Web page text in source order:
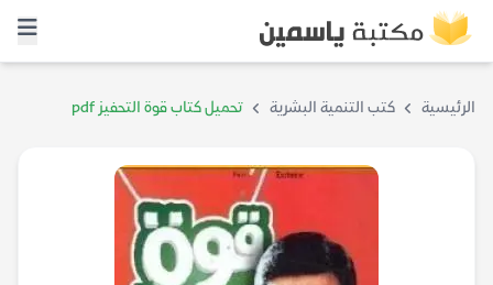
الرئيسية كتب التنمية البشرية تحميل كتاب قوة التحفيز pdf